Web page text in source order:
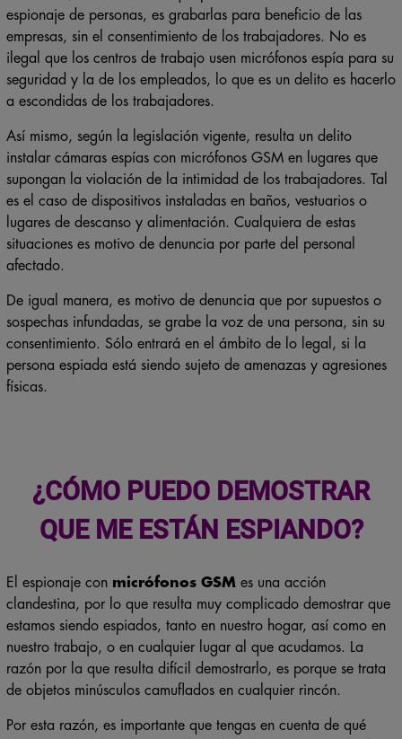
espionaje de personas, es grabarlas para beneficio de las
empresas, sin el consentimiento de los trabajadores. No es
ilegal que los centros de trabajo usen micrófonos espía para su
seguridad y la de los empleados, lo que es un delito es hacerlo
a escondidas de los trabajadores.
Así mismo, según la legislación vigente, resulta un delito
instalar cámaras espías con micrófonos GSM en lugares que
supongan la violación de la intimidad de los trabajadores. Tal
es el caso de dispositivos instaladas en baños, vestuarios o
lugares de descanso y alimentación. Cualquiera de estas
situaciones es motivo de denuncia por parte del personal
afectado.
De igual manera, es motivo de denuncia que por supuestos o
sospechas infundadas, se grabe la voz de una persona, sin su
consentimiento. Sólo entrará en el ámbito de lo legal, si la
persona espiada está siendo sujeto de amenazas y agresiones
físicas.
¿CÓMO PUEDO DEMOSTRAR
QUE ME ESTÁN ESPIANDO?
El espionaje con micrófonos GSMes una acción
clandestina, por lo que resulta muy complicado demostrar que
estamos siendo espiados, tanto en nuestro hogar, así como en
nuestro trabajo, o en cualquier lugar al que acudamos. La
razón por la que resulta difícil demostrarlo, es porque se trata
de objetos minúsculos camuflados en cualquier rincón.
Por esta razón, es importante que tengas en cuenta de qué